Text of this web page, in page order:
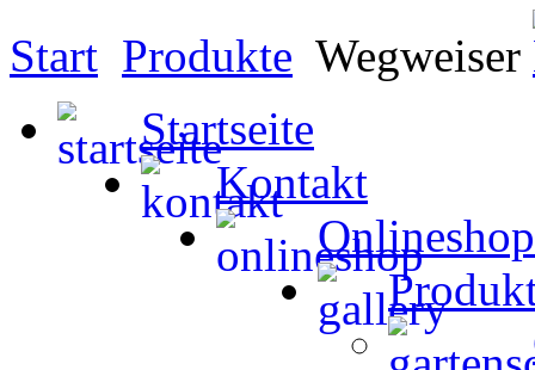
Start Produkte Wegweiser
Startseite
Kontakt
Onlineshop